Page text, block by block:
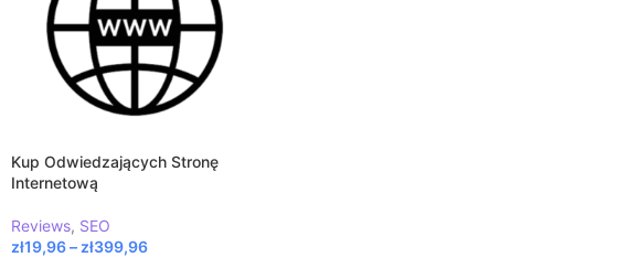
Kup Odwiedzających Stronę
Internetową
Reviews, SEO
zł19,96–zł399,96